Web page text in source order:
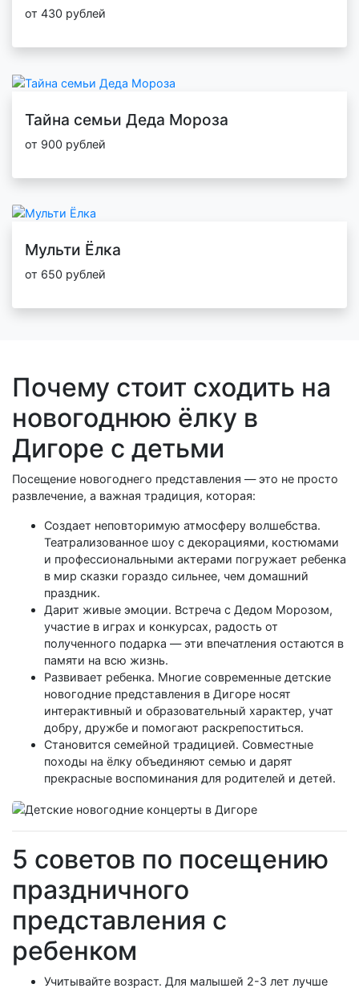
от 430 рублей
Тайна семьи Деда Мороза
от 900 рублей
Мульти Ёлка
от 650 рублей
Почему стоит сходить на
новогоднюю ёлку в
Дигоре с детьми
Посещение новогоднего представления — это не просто
развлечение, а важная традиция, которая:
Создает неповторимую атмосферу волшебства.
Театрализованное шоу с декорациями, костюмами
и профессиональными актерами погружает ребенка
в мир сказки гораздо сильнее, чем домашний
праздник.
Дарит живые эмоции. Встреча с Дедом Морозом,
участие в играх и конкурсах, радость от
полученного подарка — эти впечатления остаются в
памяти на всю жизнь.
Развивает ребенка. Многие современные детские
новогодние представления в Дигоре носят
интерактивный и образовательный характер, учат
добру, дружбе и помогают раскрепоститься.
Становится семейной традицией. Совместные
походы на ёлку объединяют семью и дарят
прекрасные воспоминания для родителей и детей.
5 советов по посещению
праздничного
представления с
ребенком
Учитывайте возраст. Для малышей 2-3 лет лучше